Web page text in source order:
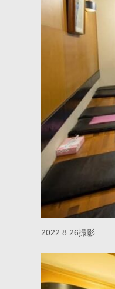
2022.8.26撮影